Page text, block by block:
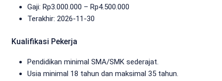
Gaji: Rp3.000.000 – Rp4.500.000
Terakhir: 2026-11-30
Kualifikasi Pekerja
Pendidikan minimal SMA/SMK sederajat.
Usia minimal 18 tahun dan maksimal 35 tahun.